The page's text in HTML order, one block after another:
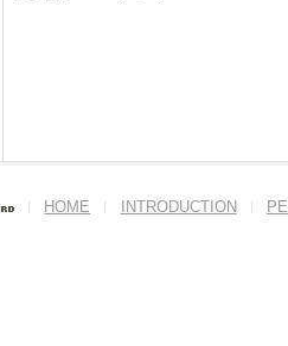
HOME INTRODUCTION